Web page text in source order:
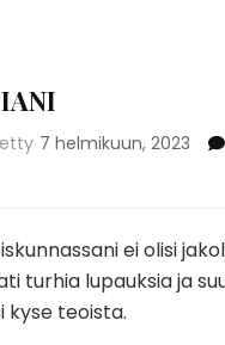
7 helmikuun, 2023
ei olisi
turhia lupauksia ja
kyse teoista.